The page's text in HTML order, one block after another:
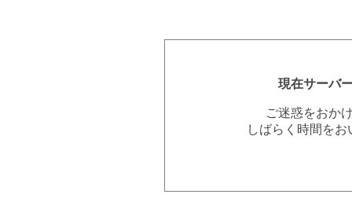
現在サーバ
ご迷惑をおか
しばらく時間を